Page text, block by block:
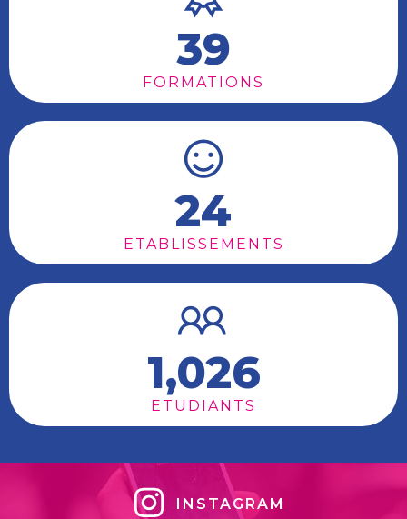
39
FORMATIONS
24
ETABLISSEMENTS
1,026
ETUDIANTS
INSTAGRAM